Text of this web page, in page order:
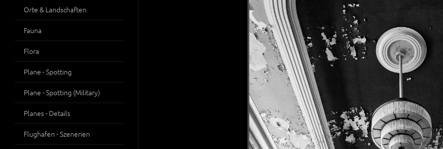
Orte & Landschaften
Fauna
Flora
Plane - Spotting
Plane - Spotting (Military)
Planes - Details
Flughafen - Szenerien